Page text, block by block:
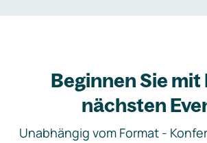
Beginnen Sie mit
nächsten
Unabhängig vom Format -